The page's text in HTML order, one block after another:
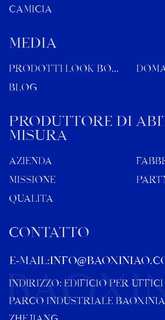
CAMICIA
MEDIA
Prodotti Look Book
Blog
Produttore di
misura
Azienda
Missione
Qualità
CONTATTO
E-MAIL:
INDIRIZZO: EDIFICIO PER
PARCO INDUSTRIALE